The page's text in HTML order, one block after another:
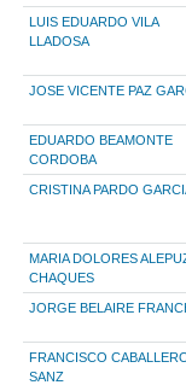
LUIS EDUARDO VILA
LLADOSA
JOSE VICENTE PAZ
EDUARDO BEAMONTE
CORDOBA
CRISTINA PARDO
MARIA DOLORES
CHAQUES
JORGE BELAIRE
FRANCISCO
SANZ